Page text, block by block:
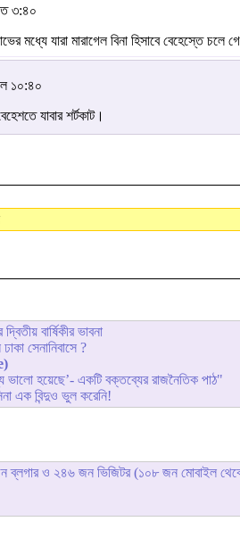
৩:৪০
মধ্যে যারা মারাগেল বিনা হিসাবে বেহেস্তে
১০:৪০
যাবার শর্টকাট।
বার্ষিকীর ভাবনা
সেনানিবাসে ?
হয়েছে’- একটি বক্তব্যের রাজনৈতিক পাঠ"
এক বিন্দুও ভুল করেনি!
ব্লগার ও ২৪৬ জন ভিজিটর (১০৮ জন মোবাইল